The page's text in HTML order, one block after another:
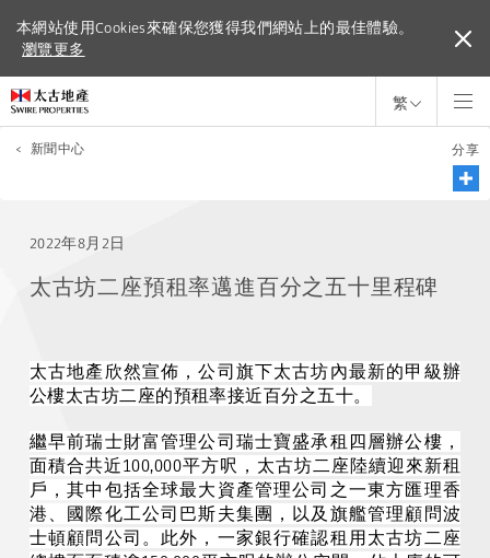
本網站使用Cookies來確保您獲得我們網站上的最佳體驗。
瀏覽更多
本網站使用Cookies來確保您獲得我們網站上的最佳體驗。
瀏覽更多
繁
< 新聞中心 分享
2022年8月2日
太古坊二座預租率邁進百分之五十里程碑
太古地產欣然宣佈，公司旗下太古坊內最新的甲級辦
公樓太古坊二座的預租率接近百分之五十。
繼早前瑞士財富管理公司瑞士寶盛承租四層辦公樓，
面積合共近100,000平方呎，太古坊二座陸續迎來新租
戶，其中包括全球最大資產管理公司之一東方匯理香
港、國際化工公司巴斯夫集團，以及旗艦管理顧問波
士頓顧問公司。此外，一家銀行確認租用太古坊二座